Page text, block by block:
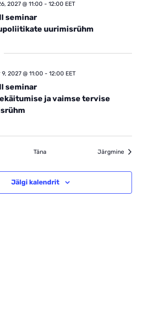
seminar
uurimisrühm
2027 @ 11:00 - 12:00 EET
seminar
ja vaimse tervise
2027 @ 11:00 - 12:00 EET
Täna Järgmine
Jälgi kalendrit